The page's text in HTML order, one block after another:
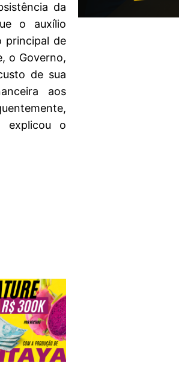
da
o auxílio
principal de
o Governo,
de sua
aos
explicou o